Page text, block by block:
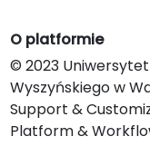
O platformie
© 2023
Wyszyńskiego w
Support &
Platform &